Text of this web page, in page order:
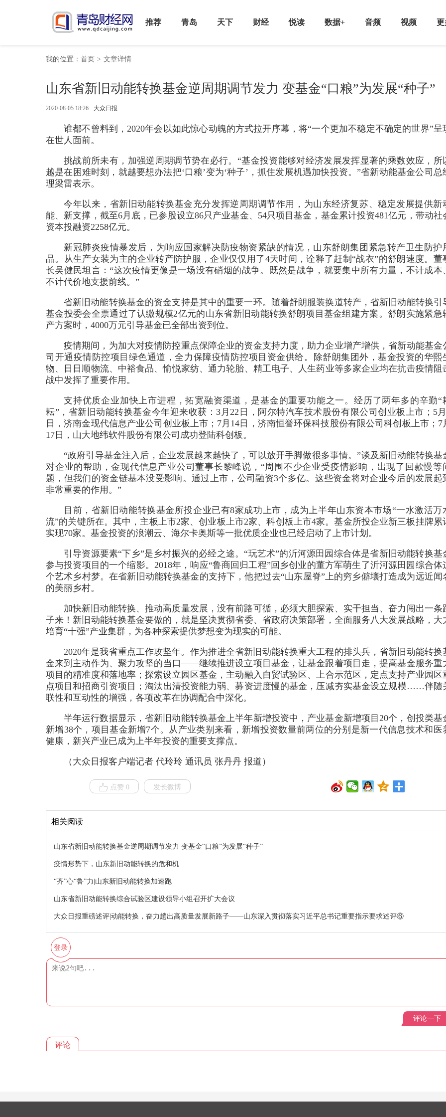
推荐 青岛 天下 财经 悦读 数据+ 音频 视频 更
我的位置： 首页 > 文章详情
山东省新旧动能转换基金逆周期调节发力 变基金“口粮”为发展“种子”
2020-08-05 18:26 大众日报
谁都不曾料到，2020年会以如此惊心动魄的方式拉开序幕，将“一个更加不稳定不确定的世界”呈
在世人面前。
挑战前所未有，加强逆周期调节势在必行。“基金投资能够对经济发展发挥显著的乘数效应，所
越是在困难时刻，就越要想办法把‘口粮’变为‘种子’，抓住发展机遇加快投资。”省新动能基金公司总
理梁雷表示。
今年以来，省新旧动能转换基金充分发挥逆周期调节作用，为山东经济复苏、稳定发展提供新
能、新支撑，截至6月底，已参股设立86只产业基金、54只项目基金，基金累计投资481亿元，带动社
资本投融资2258亿元。
新冠肺炎疫情暴发后，为响应国家解决防疫物资紧缺的情况，山东舒朗集团紧急转产卫生防护
品。从生产女装为主的企业转产防护服，企业仅仅用了4天时间，诠释了赶制“战衣”的舒朗速度。董
长吴健民坦言：“这次疫情更像是一场没有硝烟的战争。既然是战争，就要集中所有力量，不计成本、
不计代价地支援前线。”
省新旧动能转换基金的资金支持是其中的重要一环。随着舒朗服装换道转产，省新旧动能转换引
基金投委会全票通过了认缴规模2亿元的山东省新旧动能转换舒朗项目基金组建方案。舒朗实施紧急
产方案时，4000万元引导基金已全部出资到位。
疫情期间，为加大对疫情防控重点保障企业的资金支持力度，助力企业增产增供，省新动能基金
司开通疫情防控项目绿色通道，全力保障疫情防控项目资金供给。除舒朗集团外，基金投资的华熙
物、日日顺物流、中裕食品、愉悦家纺、通力轮胎、精工电子、人生药业等多家企业均在抗击疫情阻
战中发挥了重要作用。
支持优质企业加快上市进程，拓宽融资渠道，是基金的重要功能之一。经历了两年多的辛勤“
耘”，省新旧动能转换基金今年迎来收获：3月22日，阿尔特汽车技术股份有限公司创业板上市；5
日，济南金现代信息产业公司创业板上市；7月14日，济南恒誉环保科技股份有限公司科创板上市；7
17日，山大地纬软件股份有限公司成功登陆科创板。
“政府引导基金注入后，企业发展越来越快了，可以放开手脚做很多事情。”谈及新旧动能转换基
对企业的帮助，金现代信息产业公司董事长黎峰说，“周围不少企业受疫情影响，出现了回款慢等
题，但我们的资金链基本没受影响。通过上市，公司融资3个多亿。这些资金将对企业今后的发展起
非常重要的作用。”
目前，省新旧动能转换基金所投企业已有8家成功上市，成为上半年山东资本市场“一水激活万
流”的关键所在。其中，主板上市2家、创业板上市2家、科创板上市4家。基金所投企业新三板挂牌累
实现70家。基金投资的浪潮云、海尔卡奥斯等一批优质企业也已经启动了上市计划。
引导资源要素“下乡”是乡村振兴的必经之途。“玩艺术”的沂河源田园综合体是省新旧动能转换基
参与投资项目的一个缩影。2018年，响应“鲁商回归工程”回乡创业的董方军萌生了沂河源田园综合体
个艺术乡村梦。在省新旧动能转换基金的支持下，他把过去“山东屋脊”上的穷乡僻壤打造成为远近闻
的美丽乡村。
加快新旧动能转换、推动高质量发展，没有前路可循，必须大胆探索、实干担当、奋力闯出一条
子来！新旧动能转换基金要做的，就是坚决贯彻省委、省政府决策部署，全面服务八大发展战略，大
培育“十强”产业集群，为各种探索提供梦想变为现实的可能。
2020年是我省重点工作攻坚年。作为推进全省新旧动能转换重大工程的排头兵，省新旧动能转换
金来到主动作为、聚力攻坚的当口——继续推进设立项目基金，让基金跟着项目走，提高基金服务重
项目的精准度和落地率；探索设立园区基金，主动融入自贸试验区、上合示范区，定点支持产业园区
点项目和招商引资项目；淘汰出清投资能力弱、募资进度慢的基金，压减夯实基金设立规模……伴随
联性和互动性的增强，各项改革在协调配合中深化。
半年运行数据显示，省新旧动能转换基金上半年新增投资中，产业基金新增项目20个，创投类基
新增38个，项目基金新增7个。从产业类别来看，新增投资数量前两位的分别是新一代信息技术和医
健康，新兴产业已成为上半年投资的重要支撑点。
（大众日报客户端记者 代玲玲 通讯员 张丹丹 报道）
点赞 0 发长微博
相关阅读
山东省新旧动能转换基金逆周期调节发力 变基金“口粮”为发展“种子”
疫情形势下，山东新旧动能转换的危和机
“齐”心“鲁”力|山东新旧动能转换加速跑
山东省新旧动能转换综合试验区建设领导小组召开扩大会议
大众日报重磅述评|动能转换，奋力趟出高质量发展新路子——山东深入贯彻落实习近平总书记重要指示要求述评⑥
登录
评论一下
评论